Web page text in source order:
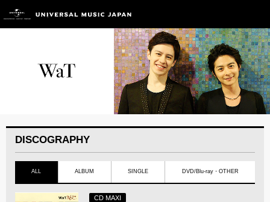
DISCOGRAPHY
ALL ALBUM SINGLE DVD/Blu-ray・OTHER
CD MAXI